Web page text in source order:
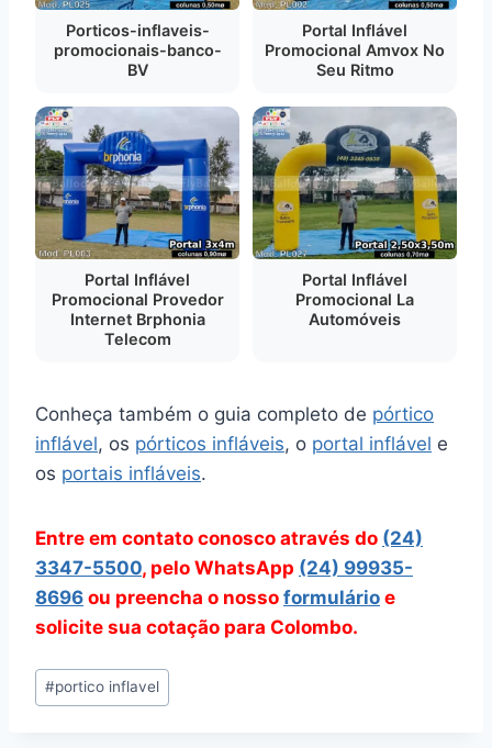
Porticos-inflaveis-
promocionais-banco-
BV
Portal Inflável
Promocional Amvox No
Seu Ritmo
Portal Inflável
Promocional Provedor
Internet Brphonia
Telecom
Portal Inflável
Promocional La
Automóveis
Conheça também o guia completo de pórtico
inflável, os pórticos infláveis, o portal inflável e
os portais infláveis.
Entre em contato conosco através do (24)
3347-5500, pelo WhatsApp (24) 99935-
8696 ou preencha o nosso formulário e
solicite sua cotação para Colombo.
Tags
do
#portico inflavel